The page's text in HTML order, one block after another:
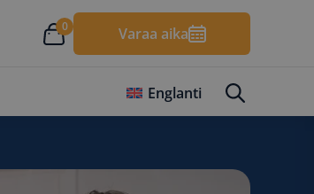
0 Varaa aika
Englanti